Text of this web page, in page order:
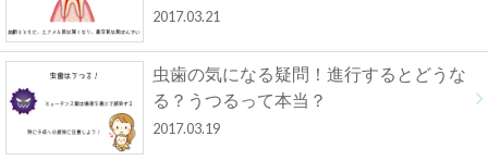
2017.03.21
虫歯の気になる疑問！進行するとどうな
る？うつるって本当？
2017.03.19